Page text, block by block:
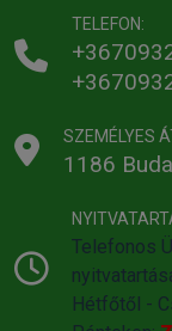
TELEFON:
SZEMÉLYES
1186
Telefonos
Hétfőtől -